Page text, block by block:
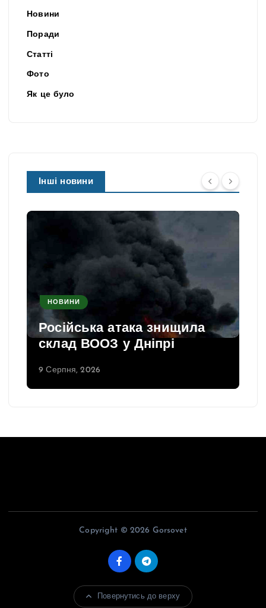
Новини
Поради
Статті
Фото
Як це було
Інші новини
НОВИНИ
Російська атака знищила
склад ВООЗ у Дніпрі
9 Серпня, 2026
Copyright © 2026 Gorsovet
Повернутись до верху